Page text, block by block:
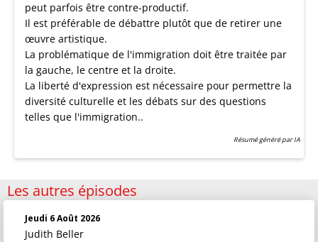
peut parfois être contre-productif.
Il est préférable de débattre plutôt que de retirer une
œuvre artistique.
La problématique de l'immigration doit être traitée par
la gauche, le centre et la droite.
La liberté d'expression est nécessaire pour permettre la
diversité culturelle et les débats sur des questions
telles que l'immigration..
Résumé généré par IA
Les autres épisodes
Jeudi 6 Août 2026
Judith Beller